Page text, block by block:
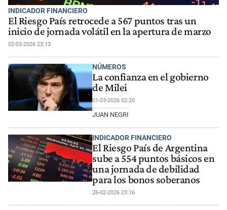
INDICADOR FINANCIERO
El Riesgo País retrocede a 567 puntos tras un
inicio de jornada volátil en la apertura de marzo
02-03-2026 23:13
NÚMEROS
La confianza en el gobierno
de Milei
01-03-2026 02:20
JUAN NEGRI
INDICADOR FINANCIERO
El Riesgo País de Argentina
sube a 554 puntos básicos en
una jornada de debilidad
para los bonos soberanos
26-02-2026 23:16